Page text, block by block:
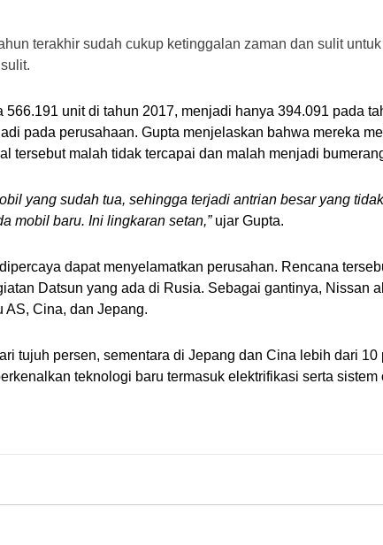
terakhir sudah cukup ketinggalan zaman dan sulit
unit di tahun 2017, menjadi hanya 394.091 pada
pada perusahaan. Gupta menjelaskan bahwa mereka
tersebut malah tidak tercapai dan malah menjadi
yang sudah tua, sehingga terjadi antrian besar yang
mobil baru. Ini lingkaran setan,” ujar Gupta.
dapat menyelamatkan perusahan. Rencana
Datsun yang ada di Rusia. Sebagai gantinya, Nissan
AS, Cina, dan Jepang.
tujuh persen, sementara di Jepang dan Cina lebih dari
teknologi baru termasuk elektrifikasi serta sistem